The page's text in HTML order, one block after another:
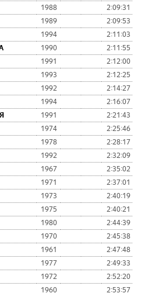
1988
2:09:31
1989
2:09:53
1994
2:11:03
1990
2:11:55
1991
2:12:00
1993
2:12:25
1992
2:14:27
1994
2:16:07
1991
2:21:43
1974
2:25:46
1978
2:28:17
1992
2:32:09
1967
2:35:02
1971
2:37:01
1973
2:40:19
1975
2:40:21
1980
2:44:39
1970
2:45:38
1961
2:47:48
1977
2:49:33
1972
2:52:20
1960
2:53:57